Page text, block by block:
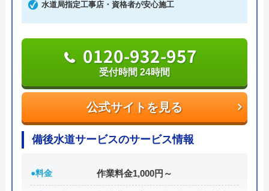
水道局指定工事店・資格者が安心施工
公式サイトを見る
0120-932-957
受付時間 24時間
備後水道サービスのサービス情報
●料金 作業料金1,000円～